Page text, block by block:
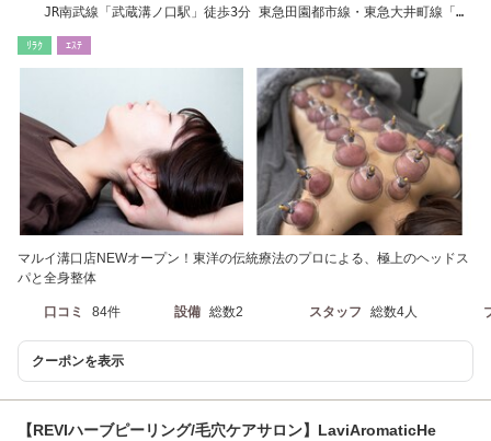
JR南武線「武蔵溝ノ口駅」徒歩3分 東急田園都市線・東急大井町線「溝
ﾘﾗｸ ｴｽﾃ
マルイ溝口店NEWオープン！東洋の伝統療法のプロによる、極上のヘッドス
パと全身整体
口コミ 84件 設備 総数2 スタッフ 総数4人
クーポンを表示
【REVIハーブピーリング/毛穴ケアサロン】LaviAromaticHe